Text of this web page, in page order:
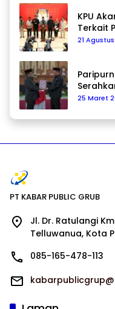
KPU
Terkait
21
25 Maret
PT KABAR PUBLIC GRUB
Jl. Dr. Ratulangi
Telluwanua, Kota
085-165-478-113